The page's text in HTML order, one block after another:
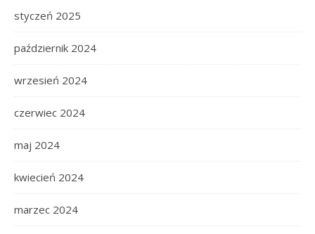
styczeń 2025
październik 2024
wrzesień 2024
czerwiec 2024
maj 2024
kwiecień 2024
marzec 2024